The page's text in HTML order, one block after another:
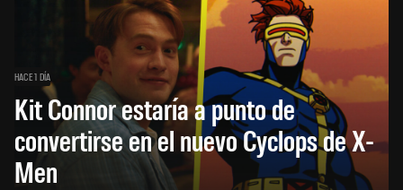
HACE 1 DÍA
Kit Connor estaría a punto de
convertirse en el nuevo Cyclops de X-
Men